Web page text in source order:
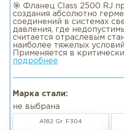
🎯 Фланец Class 2500 RJ
создания абсолютно
соединений в системах
давления, где
считается отраслевым
наиболее тяжелых
Применяется в
подробнее
Марка стали:
не выбрана
A182 Gr. F304